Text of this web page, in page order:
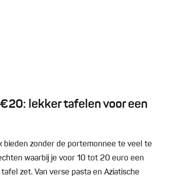
lekker tafelen voor een
bieden zonder de portemonnee te veel te
waarbij je voor 10 tot 20 euro een
zet. Van verse pasta en Aziatische